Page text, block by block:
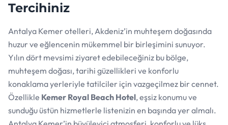
Tercihiniz
Antalya Kemer otelleri, Akdeniz’in muhteşem doğasında
huzur ve eğlencenin mükemmel bir birleşimini sunuyor.
Yılın dört mevsimi ziyaret edebileceğiniz bu bölge,
muhteşem doğası, tarihi güzellikleri ve konforlu
konaklama yerleriyle tatilciler için vazgeçilmez bir cennet.
Özellikle Kemer Royal Beach Hotel, eşsiz konumu ve
sunduğu üstün hizmetlerle listenizin en başında yer almalı.